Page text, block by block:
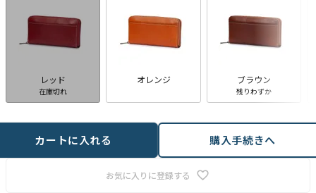
レッド
在庫切れ
オレンジ ブラウン
残りわずか
お気に入りに登録する
カートに入れる 購入手続きへ